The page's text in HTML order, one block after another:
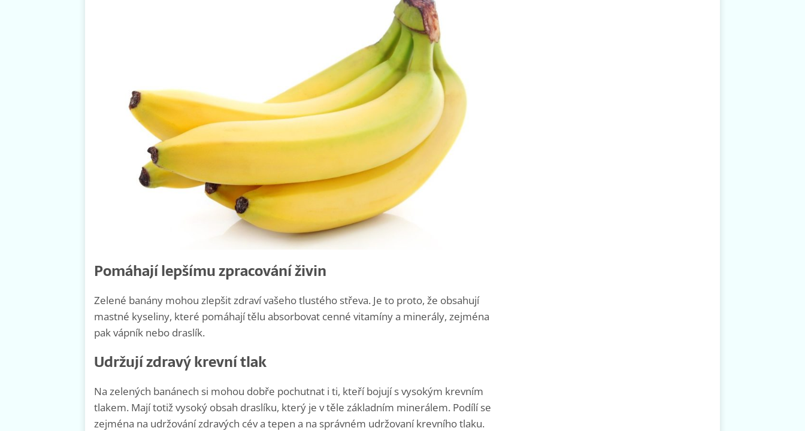
Pomáhají lepšímu zpracování živin
Zelené banány mohou zlepšit zdraví vašeho tlustého střeva. Je to proto, že obsahují
mastné kyseliny, které pomáhají tělu absorbovat cenné vitamíny a minerály, zejména
pak vápník nebo draslík.
Udržují zdravý krevní tlak
Na zelených banánech si mohou dobře pochutnat i ti, kteří bojují s vysokým krevním
tlakem. Mají totiž vysoký obsah draslíku, který je v těle základním minerálem. Podílí se
zejména na udržování zdravých cév a tepen a na správném udržovaní krevního tlaku.